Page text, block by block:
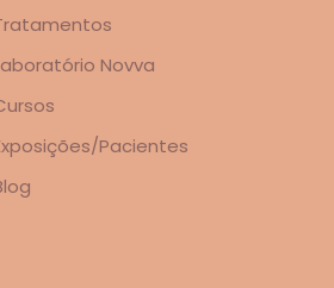
Novva
Pacientes